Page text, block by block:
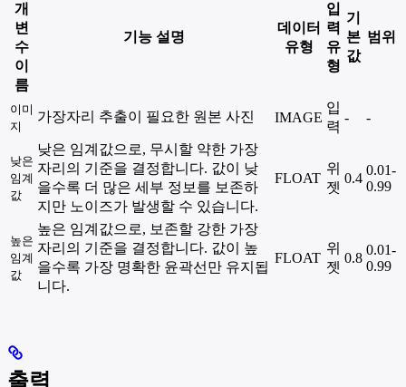
개
변
수
이
름
기능 설명
데이터
유형
입
력
유
형
기
본
값
범위
이미
지
가장자리 추출이 필요한 원본 사진 IMAGE
입
력
- -
낮은
임계
값
낮은 임계값으로, 무시할 약한 가장
자리의 기준을 결정합니다. 값이 낮
을수록 더 많은 세부 정보를 보존하
지만 노이즈가 발생할 수 있습니다.
FLOAT
위
젯
0.4
0.01-
0.99
높은
임계
값
높은 임계값으로, 보존할 강한 가장
자리의 기준을 결정합니다. 값이 높
을수록 가장 명확한 윤곽선만 유지됩
니다.
FLOAT
위
젯
0.8
0.01-
0.99
출력